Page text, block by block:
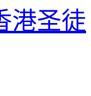
港圣徒